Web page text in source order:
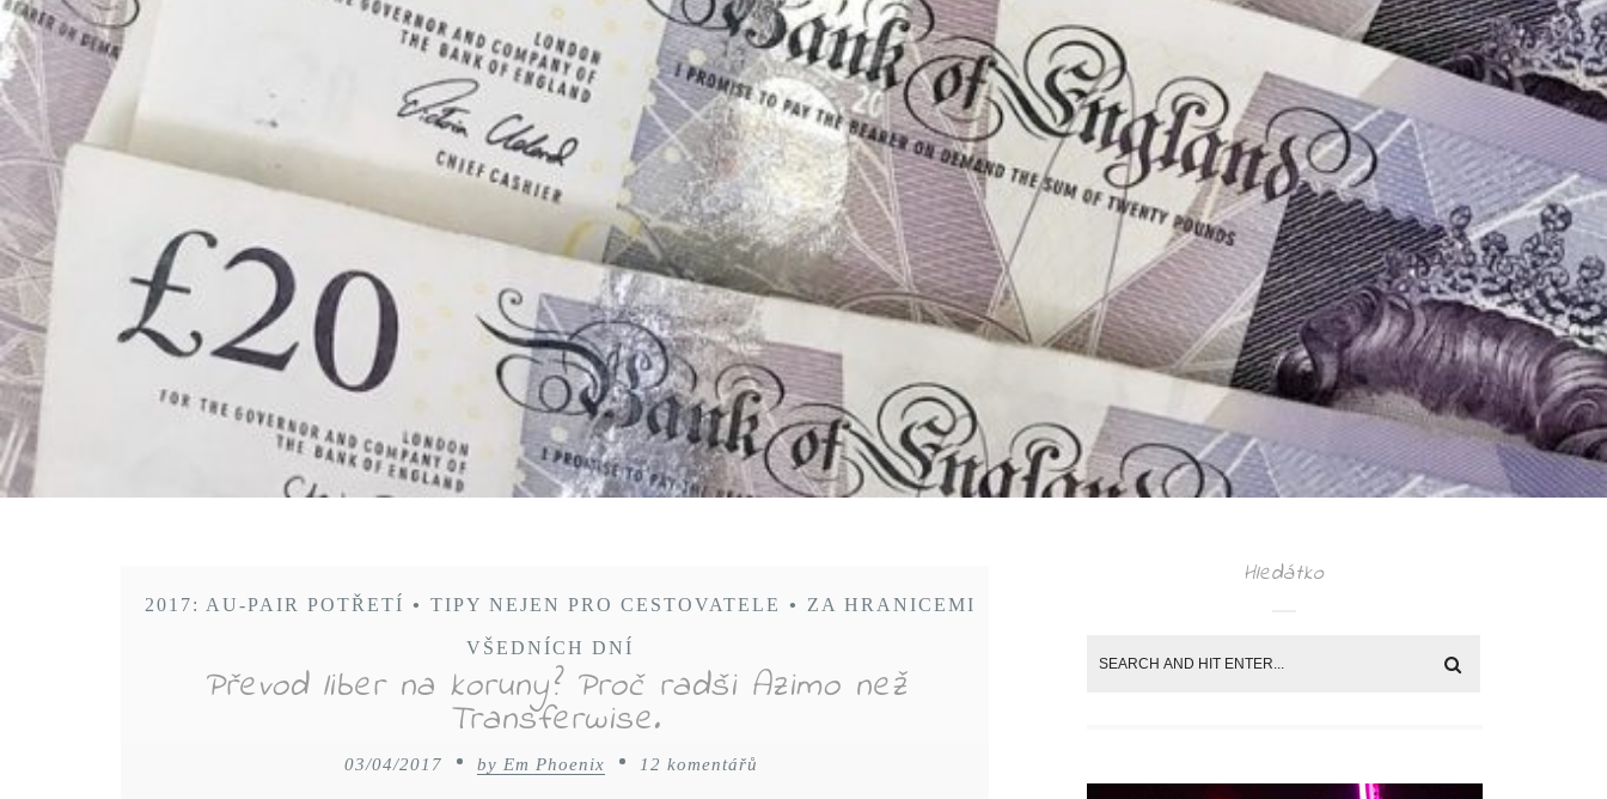
2017: AU-PAIR POTŘETÍ • TIPY NEJEN PRO CESTOVATELE • ZA HRANICEMI
VŠEDNÍCH DNÍ
Převod liber na koruny? Proč radši Azimo než
Transferwise.
03/04/2017 by Em Phoenix 12 komentářů
Hledátko